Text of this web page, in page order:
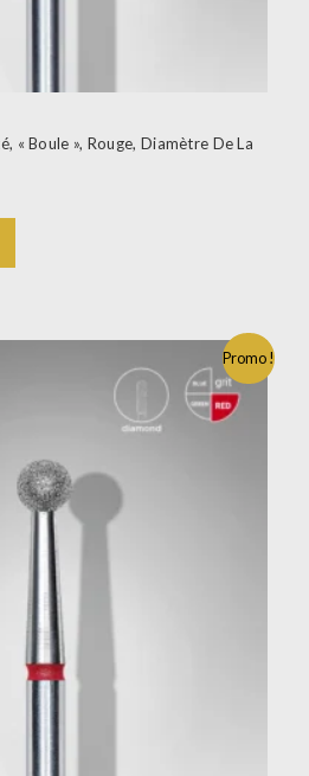
« Boule », Rouge, Diamètre De La
Promo !